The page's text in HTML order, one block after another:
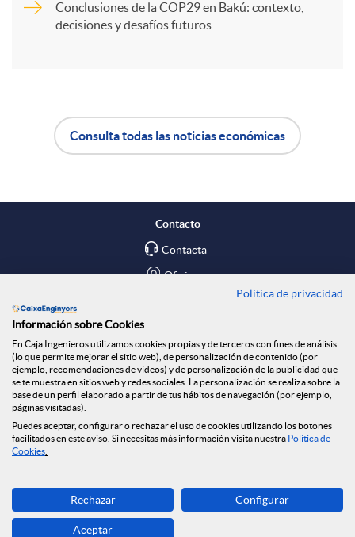
e
d
e
s
S
Conclusiones de la COP29 en Bakú: contexto,
decisiones y desafíos futuros
p
i
c
a
c
i
o
ó
n
n
o
t
Consulta todas las noticias económicas
Contacto
Contacta
Oficinas
Blog
Social
Tablón de anuncios
Seguridad Online
Descarga ahora
Banca MOBILE
Política de privacidad
Información sobre Cookies
En Caja Ingenieros utilizamos cookies propias y de terceros con fines de análisis
(lo que permite mejorar el sitio web), de personalización de contenido (por
ejemplo, recomendaciones de vídeos) y de personalización de la publicidad que
se te muestra en sitios web y redes sociales. La personalización se realiza sobre la
base de un perfil elaborado a partir de tus hábitos de navegación (por ejemplo,
páginas visitadas).
Puedes aceptar, configurar o rechazar el uso de cookies utilizando los botones
facilitados en este aviso. Si necesitas más información visita nuestra Política de
Cookies
Rechazar Configurar
Aceptar